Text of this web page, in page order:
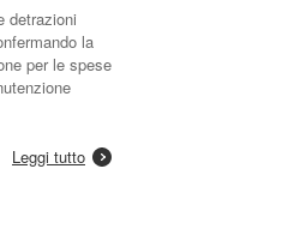
detrazioni
la
per le spese
Leggi tutto